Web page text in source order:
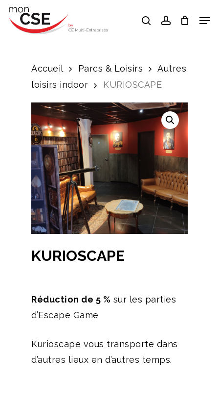
Skip
searchaccount
Accueil Parcs & Loisirs
Autres
loisirs indoor
KURIOSCAPE
KURIOSCAPE
Réduction de 5 % sur les parties
d’Escape Game
Kurioscape vous transporte dans
d’autres lieux en d’autres temps.